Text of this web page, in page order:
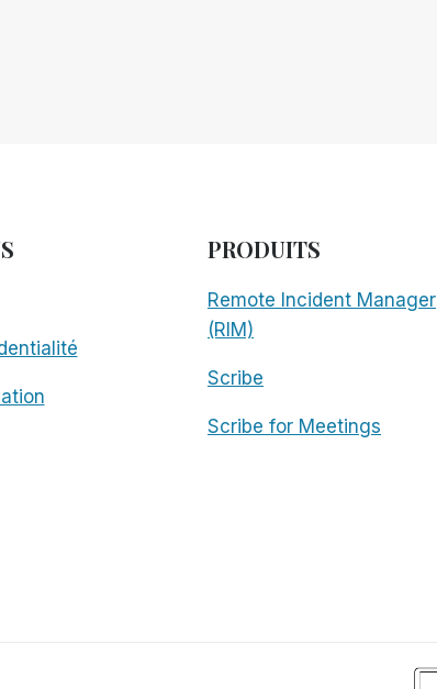
PRODUITS
Remote Incident Manager
(RIM)
Scribe
Scribe for Meetings